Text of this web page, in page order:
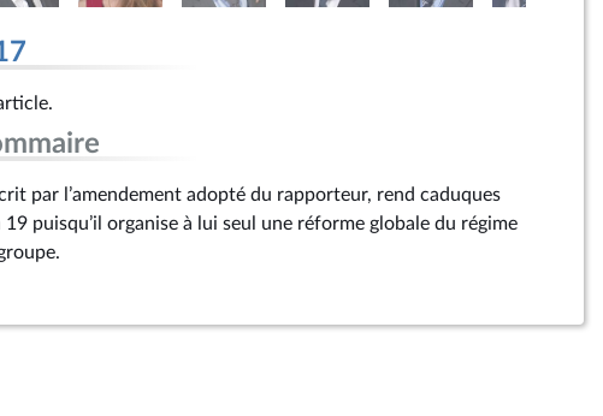
par l’amendement adopté du rapporteur, rend caduques
19 puisqu’il organise à lui seul une réforme globale du régime